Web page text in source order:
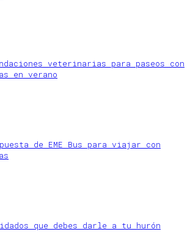
veterinarias para paseos con
en verano
de EME Bus para viajar con
que debes darle a tu hurón